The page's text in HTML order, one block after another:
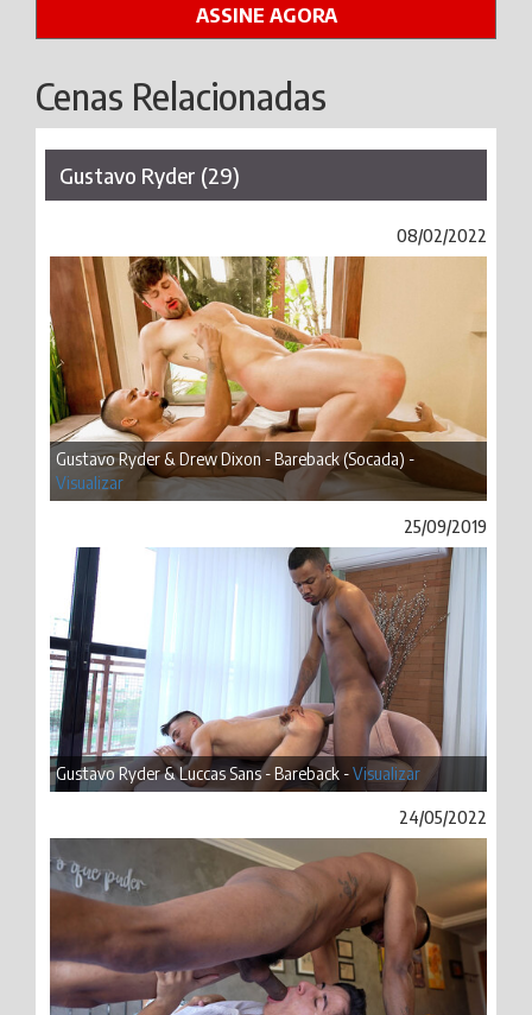
ASSINE AGORA
Cenas Relacionadas
Gustavo Ryder (29)
08/02/2022
Gustavo Ryder & Drew Dixon - Bareback (Socada) -
Visualizar
25/09/2019
Gustavo Ryder & Luccas Sans - Bareback -Visualizar
24/05/2022